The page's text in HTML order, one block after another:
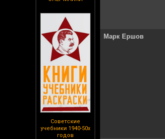
Советские
учебники 1940-50х
годов
Марк Ершов